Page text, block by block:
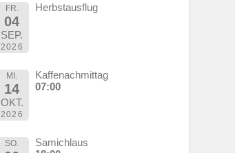
FR.
04
SEP.
2026
Herbstausflug
MI.
14
OKT.
2026
Kaffenachmittag
07:00
SO.
Samichlaus